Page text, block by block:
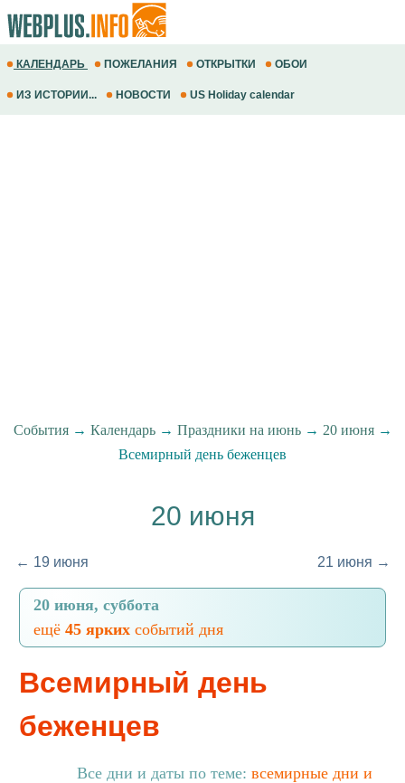
КАЛЕНДАРЬ ПОЖЕЛАНИЯ ОТКРЫТКИ ОБОИ
ИЗ ИСТОРИИ... НОВОСТИ US Holiday calendar
События→ Календарь→ Праздники на июнь→ 20 июня→
Всемирный день беженцев
20 июня
← 19 июня 21 июня →
20 июня, суббота
ещё 45 ярких событий дня
Всемирный день
беженцев
Все дни и даты по теме: всемирные дни и